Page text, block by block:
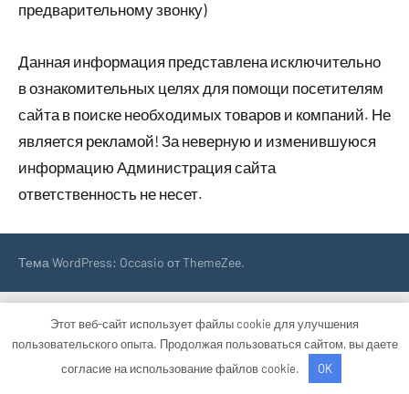
предварительному звонку)
Данная информация представлена исключительно
в ознакомительных целях для помощи посетителям
сайта в поиске необходимых товаров и компаний. Не
является рекламой! За неверную и изменившуюся
информацию Администрация сайта
ответственность не несет.
Тема WordPress: Occasio от ThemeZee.
Этот веб-сайт использует файлы cookie для улучшения
пользовательского опыта. Продолжая пользоваться сайтом, вы даете
согласие на использование файлов cookie.
OK